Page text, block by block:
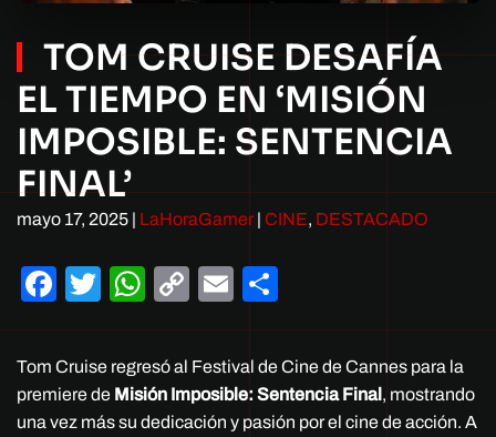
TOM CRUISE DESAFÍA
EL TIEMPO EN ‘MISIÓN
IMPOSIBLE: SENTENCIA
FINAL’
mayo 17, 2025 | LaHoraGamer | CINE, DESTACADO
Facebook
TwitterWhatsApp
Copy
Link
Email
Tom Cruise regresó al Festival de Cine de Cannes para la
premiere de Misión Imposible: Sentencia Final , mostrando
una vez más su dedicación y pasión por el cine de acción. A